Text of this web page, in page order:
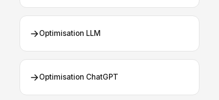
→Optimisation LLM
→Optimisation ChatGPT